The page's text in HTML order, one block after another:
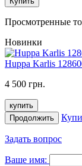
Просмотренные
Новинки
Huppa Karlis
4 500 грн.
купить
Продолжить
Задать вопрос
Ваше имя: